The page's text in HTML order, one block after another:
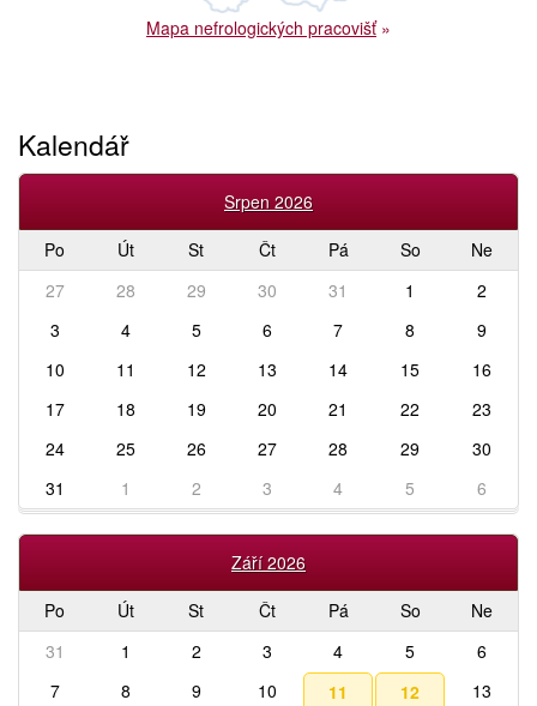
Mapa nefrologických pracovišť»
Kalendář
Srpen 2026
Po
Út St Čt Pá So
Ne
27
28 29 30 31 1
2
3
4 5 6 7 8
9
10
11 12 13 14 15
16
17
18 19 20 21 22
23
24
25 26 27 28 29
30
31
1 2 3 4 5 6
Září 2026
Po
Út St Čt Pá So
Ne
31
1 2 3 4 5
6
7
8 9 10 11 12
13